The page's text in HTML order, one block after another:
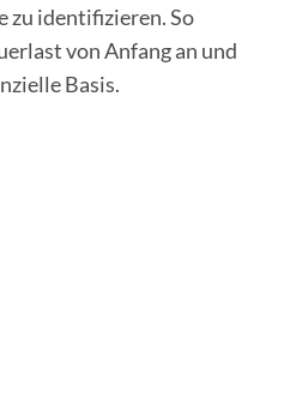
zu identifizieren. So
von Anfang an und
Basis.